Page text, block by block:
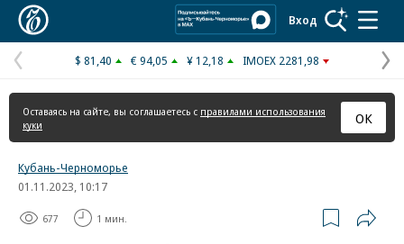
Вход
Предыдущая
страница
$ 81,40 € 94,05 ¥ 12,18 IMOEX 2281,98
Оставаясь на сайте, вы соглашаетесь с правилами использования
куки
ОК
Кубань-Черноморье
01.11.2023, 10:17
677 1 мин.